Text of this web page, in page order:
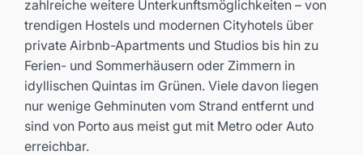
zahlreiche weitere Unterkunftsmöglichkeiten – von
trendigen Hostels und modernen Cityhotels über
private Airbnb-Apartments und Studios bis hin zu
Ferien- und Sommerhäusern oder Zimmern in
idyllischen Quintas im Grünen. Viele davon liegen
nur wenige Gehminuten vom Strand entfernt und
sind von Porto aus meist gut mit Metro oder Auto
erreichbar.